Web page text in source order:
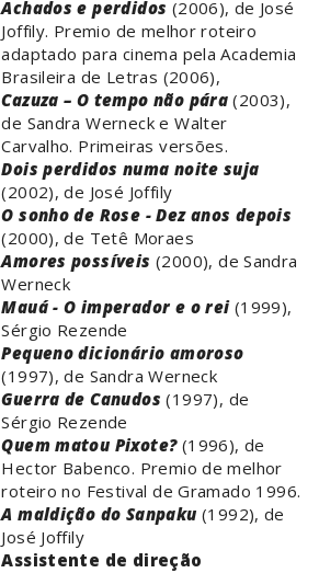
Achados e perdidos (2006), de José
Joffily. Premio de melhor roteiro
adaptado para cinema pela Academia
Brasileira de Letras (2006),
Cazuza – O tempo não pára (2003),
de Sandra Werneck e Walter
Carvalho. Primeiras versões.
Dois perdidos numa noite suja
(2002), de José Joffily
O sonho de Rose - Dez anos depois
(2000), de Tetê Moraes
Amores possíveis (2000), de Sandra
Werneck
Mauá - O imperador e o rei(1999),
Sérgio Rezende
Pequeno dicionário amoroso
(1997), de Sandra Werneck
Guerra de Canudos (1997), de
Sérgio Rezende
Quem matou Pixote?(1996), de
Hector Babenco. Premio de melhor
roteiro no Festival de Gramado 1996.
A maldição do Sanpaku (1992), de
José Joffily
Assistente de direção